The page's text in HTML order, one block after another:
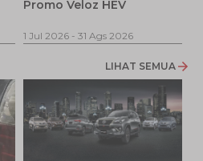
Promo Veloz HEV
1 Jul 2026 - 31 Ags 2026
LIHAT SEMUA